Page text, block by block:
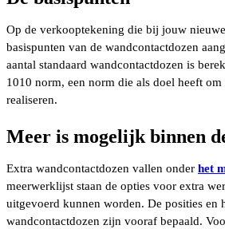
Op de verkooptekening die bij jouw
basispunten van de wandcontactdozen
aantal standaard wandcontactdozen is
1010 norm, een norm die als doel heeft
realiseren.
Meer is mogelijk binnen
Extra wandcontactdozen vallen onder het
meerwerklijst staan de opties voor extra
uitgevoerd kunnen worden. De posities en
wandcontactdozen zijn vooraf bepaald.